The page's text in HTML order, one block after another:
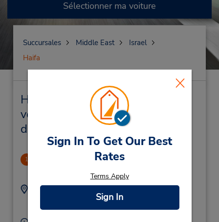
Sign In To Get Our Best
Rates
Terms Apply
Sign In
Sélectionner ma voiture
Succursales Middle East
Israel
Haifa
Haifa Succursales près de chez
vous et succursales de location
de véhicule
1
Adresse :
Haifa, 32951, Israel
Téléphone :